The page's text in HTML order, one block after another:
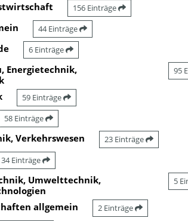
156 Einträge
44 Einträge
6 Einträge
Energietechnik,
95
59 Einträge
58 Einträge
Verkehrswesen 23 Einträge
34 Einträge
Umwelttechnik,
5
allgemein 2 Einträge